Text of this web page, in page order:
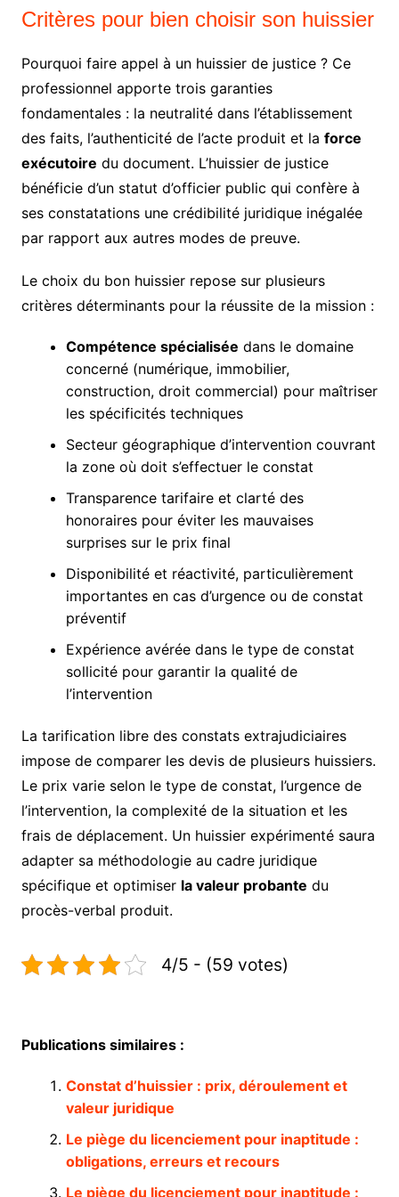
Critères pour bien choisir son huissier
Pourquoi faire appel à un huissier de justice ? Ce
professionnel apporte trois garanties
fondamentales : la neutralité dans l’établissement
des faits, l’authenticité de l’acte produit et la force
exécutoire du document. L’huissier de justice
bénéficie d’un statut d’officier public qui confère à
ses constatations une crédibilité juridique inégalée
par rapport aux autres modes de preuve.
Le choix du bon huissier repose sur plusieurs
critères déterminants pour la réussite de la mission :
Compétence spécialisée dans le domaine
concerné (numérique, immobilier,
construction, droit commercial) pour maîtriser
les spécificités techniques
Secteur géographique d’intervention couvrant
la zone où doit s’effectuer le constat
Transparence tarifaire et clarté des
honoraires pour éviter les mauvaises
surprises sur le prix final
Disponibilité et réactivité, particulièrement
importantes en cas d’urgence ou de constat
préventif
Expérience avérée dans le type de constat
sollicité pour garantir la qualité de
l’intervention
La tarification libre des constats extrajudiciaires
impose de comparer les devis de plusieurs huissiers.
Le prix varie selon le type de constat, l’urgence de
l’intervention, la complexité de la situation et les
frais de déplacement. Un huissier expérimenté saura
adapter sa méthodologie au cadre juridique
spécifique et optimiser la valeur probante du
procès-verbal produit.
4/5 - (59 votes)
Publications similaires :
Constat d’huissier : prix, déroulement et
valeur juridique
Le piège du licenciement pour inaptitude :
obligations, erreurs et recours
Le piège du licenciement pour inaptitude :